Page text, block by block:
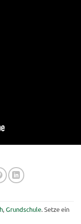
,Grundschule. Setze ein